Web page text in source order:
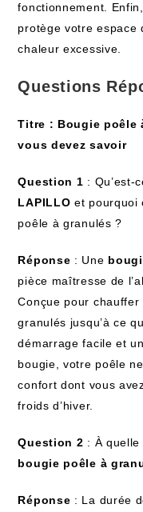
fonctionnement.
protège votre espace
chaleur excessive.
Questions
Titre : Bougie poêle
vous devez savoir
Question 1 : Qu’est-
LAPILLO et pourquoi
poêle à granulés ?
Réponse : Une
pièce maîtresse de
Conçue pour
granulés jusqu’à ce
démarrage facile et
bougie, votre poêle
confort dont vous
froids d’hiver.
Question 2 : À
bougie poêle à
Réponse : La durée